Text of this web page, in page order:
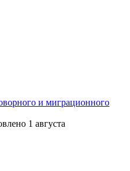
и миграционного
1 августа